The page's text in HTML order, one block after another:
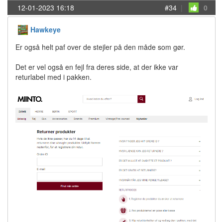
12-01-2023 16:18 #34 | 0
Hawkeye
Er også helt paf over de stejler på den måde som gør.
Det er vel også en fejl fra deres side, at der ikke var
returlabel med i pakken.